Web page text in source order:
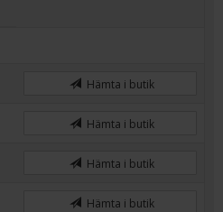
Hämta i butik
Hämta i butik
Hämta i butik
Hämta i butik